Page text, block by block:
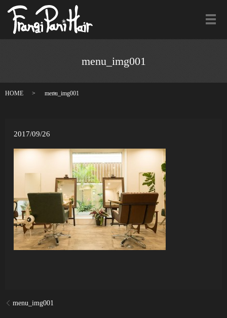
メ
menu_img001
HOME menu_img001
2017/09/26
menu_img001